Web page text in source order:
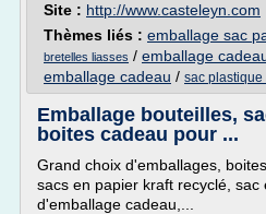
Site : http://www.casteleyn.com
Thèmes liés : emballage sac
bretelles liasses / emballage
emballage cadeau / sac
Emballage bouteilles,
boites cadeau pour ...
Grand choix d'emballages,
sacs en papier kraft recyclé, sac
d'emballage cadeau,...